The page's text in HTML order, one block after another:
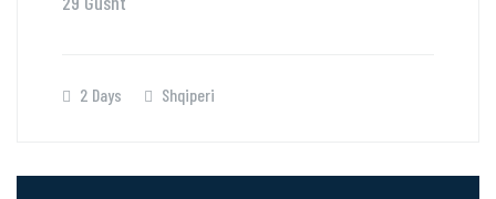
2 Days Shqiperi